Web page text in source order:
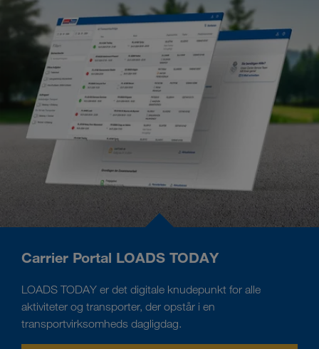
Carrier Portal LOADS TODAY
LOADS TODAY er det digitale knudepunkt for alle
aktiviteter og transporter, der opstår i en
transportvirksomheds dagligdag.